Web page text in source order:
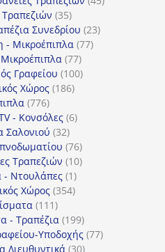
Τραπεζιών 3535
προϊόντα
Συνεδρίου 2323
- Μικροέπιπλα 7777
7777
προϊόντα
Γραφείου 100100
Χώρος 186186
776776
προϊόντα
- Κονσόλες 66
Σαλονιού 3232
προϊόντα
7676
προϊόντα
Τραπεζιών 1010
- Ντουλάπες 11
προϊόν
Χώρος 354354
111111
προϊόντα
- Τραπέζια 199199
προϊόντα
Υποδοχής 7777
Διευθυντικά 3030